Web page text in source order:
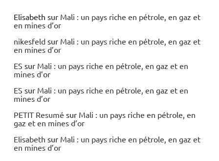
Elisabeth sur Mali : un pays riche en pétrole, en gaz et
en mines d’or
nikesfeld sur Mali : un pays riche en pétrole, en gaz et
en mines d’or
ES sur Mali : un pays riche en pétrole, en gaz et en
mines d’or
ES sur Mali : un pays riche en pétrole, en gaz et en
mines d’or
PETIT Resumé sur Mali : un pays riche en pétrole, en
gaz et en mines d’or
Elisabeth sur Mali : un pays riche en pétrole, en gaz et
en mines d’or